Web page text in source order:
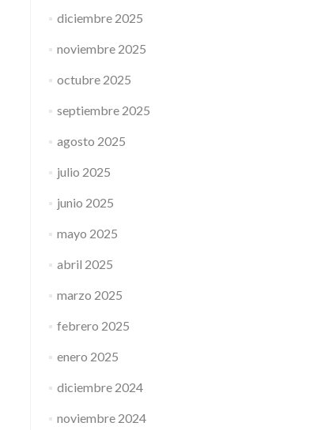
diciembre 2025
noviembre 2025
octubre 2025
septiembre 2025
agosto 2025
julio 2025
junio 2025
mayo 2025
abril 2025
marzo 2025
febrero 2025
enero 2025
diciembre 2024
noviembre 2024